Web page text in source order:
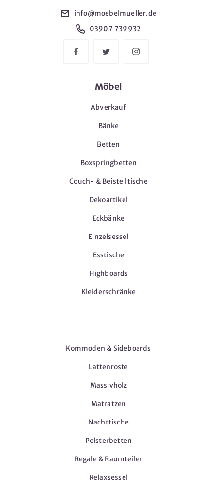
info@moebelmueller.de
03907 739932
Möbel
Abverkauf
Bänke
Betten
Boxspringbetten
Couch- & Beistelltische
Dekoartikel
Eckbänke
Einzelsessel
Esstische
Highboards
Kleiderschränke
Kommoden & Sideboards
Lattenroste
Massivholz
Matratzen
Nachttische
Polsterbetten
Regale & Raumteiler
Relaxsessel